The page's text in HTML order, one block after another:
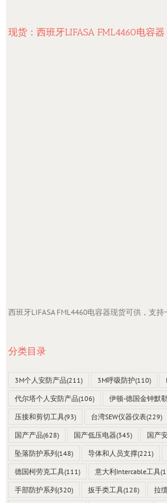
现货：西班牙LIFASA FML4460电容器
西班牙LIFASA FML4460电容器现货可供，支持
分类目录
3M个人安防产品(211) 3M呼吸防护(110)
代尔塔个人安防产品(106) 伊顿-德国金钟默
压接和剪切工具(93) 台湾SEW仪器仪表(229)
国产产品(628) 国产低压电器(345) 国产
坠落防护系列(148) 导体和人员支撑(221)
德国柯劳克工具(111) 意大利Intercable工具
手部防护系列(320) 扳手类工具(128) 拉